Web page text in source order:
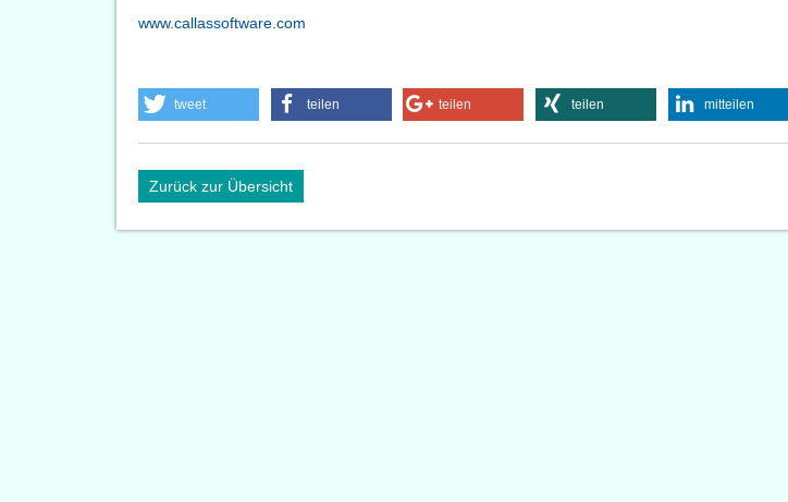
www.callassoftware.com
tweet teilen teilen teilen mitteilen
Zurück zur Übersicht